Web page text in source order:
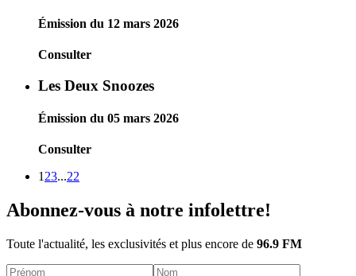
Émission du 12 mars 2026
Consulter
Les Deux Snoozes
Émission du 05 mars 2026
Consulter
1 23...22
Abonnez-vous à notre infolettre!
Toute l'actualité, les exclusivités et plus encore de 96.9 FM